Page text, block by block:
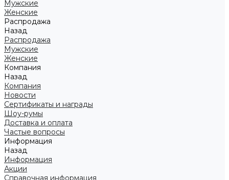
Мужские
Женские
Распродажа
Назад
Распродажа
Мужские
Женские
Компания
Назад
Компания
Новости
Сертификаты и награды
Шоу-румы
Доставка и оплата
Частые вопросы
Информация
Назад
Информация
Акции
Справочная информация